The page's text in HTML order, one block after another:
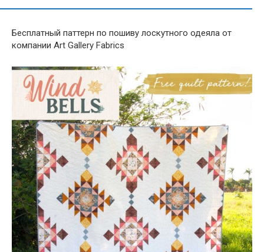
Бесплатный паттерн по пошиву лоскутного одеяла от
компании Art Gallery Fabrics